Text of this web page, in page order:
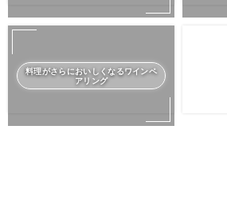
料理がさらにおいしくなるワインペ
アリング